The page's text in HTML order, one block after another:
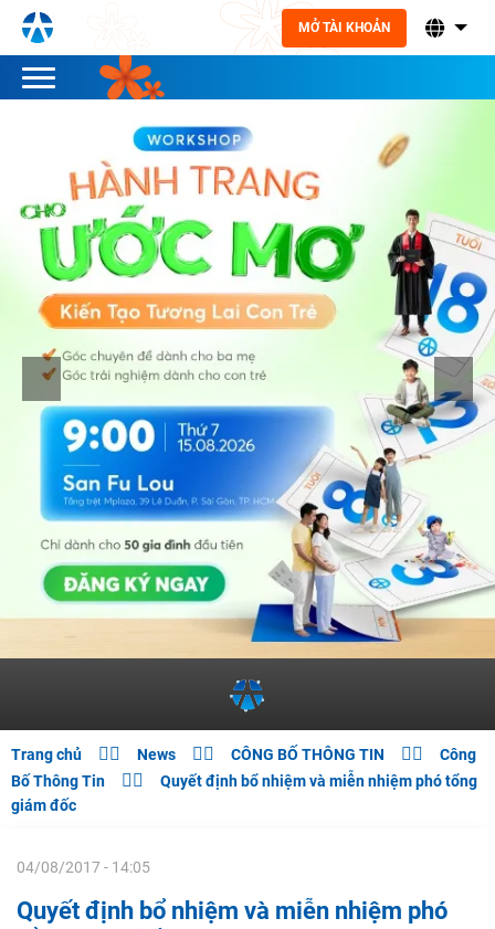
MỞ TÀI KHOẢN
Trang chủ  News  CÔNG BỐ THÔNG TIN 
Công
Bố Thông Tin

Quyết định bổ nhiệm và miễn nhiệm phó tổng
giám đốc
04/08/2017 - 14:05
Quyết định bổ nhiệm và miễn nhiệm phó